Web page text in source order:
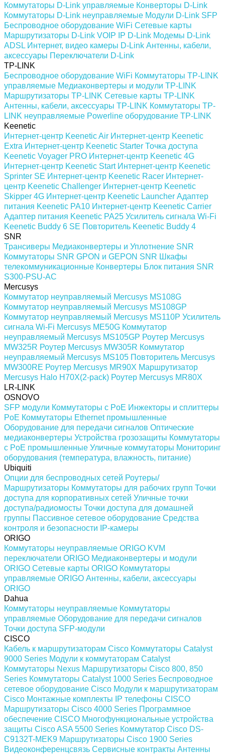
Коммутаторы D-Link управляемые Конверторы D-Link
Коммутаторы D-Link неуправляемые Модули D-Link SFP
Беспроводное оборудование WiFi Сетевые карты
Маршрутизаторы D-Link VOIP IP D-Link Модемы D-Link
ADSL Интернет, видео камеры D-Link Антенны, кабели,
аксессуары Переключатели D-Link
TP-LINK
Беспроводное оборудование WiFi Коммутаторы TP-LINK
управляемые Медиаконвертеры и модули TP-LINK
Маршрутизаторы TP-LINK Сетевые карты TP-LINK
Антенны, кабели, аксессуары TP-LINK Коммутаторы TP-
LINK неуправляемые Powerline оборудование TP-LINK
Keenetic
Интернет-центр Keenetic Air Интернет-центр Keenetic
Extra Интернет-центр Keenetic Starter Точка доступа
Keenetic Voyager PRO Интернет-центр Keenetic 4G
Интернет-центр Keenetic Start Интернет-центр Keenetic
Sprinter SE Интернет-центр Keenetic Racer Интернет-
центр Keenetic Challenger Интернет-центр Keenetic
Skipper 4G Интернет-центр Keenetic Launcher Адаптер
питания Keenetic PA10 Интернет-центр Keenetic Carrier
Адаптер питания Keenetic PA25 Усилитель сигнала Wi-Fi
Keenetic Buddy 6 SE Повторитель Keenetic Buddy 4
SNR
Трансиверы Медиаконвертеры и Уплотнение SNR
Коммутаторы SNR GPON и GEPON SNR Шкафы
телекоммуникационные Конвертеры Блок питания SNR
S300-PSU-AC
Mercusys
Коммутатор неуправляемый Mercusys MS108G
Коммутатор неуправляемый Mercusys MS108GP
Коммутатор неуправляемый Mercusys MS110P Усилитель
сигнала Wi-Fi Mercusys ME50G Коммутатор
неуправляемый Mercusys MS105GP Роутер Mercusys
MW325R Роутер Mercusys MW305R Коммутатор
неуправляемый Mercusys MS105 Повторитель Mercusys
MW300RE Роутер Mercusys MR90X Маршрутизатор
Mercusys Halo H70X(2-pack) Роутер Mercusys MR80X
LR-LINK
OSNOVO
SFP модули Коммутаторы c PoE Инжекторы и сплиттеры
PoE Коммутаторы Ethernet промышленные
Оборудование для передачи сигналов Оптические
медиаконвертеры Устройства грозозащиты Коммутаторы
с PoE промышленные Уличные коммутаторы Мониторинг
оборудования (температура, влажность, питание)
Ubiquiti
Опции для беспроводных сетей Роутеры/
Маршрутизаторы Коммутаторы для рабочих групп Точки
доступа для корпоративных сетей Уличные точки
доступа/радиомосты Точки доступа для домашней
группы Пассивное сетевое оборудование Средства
контроля и безопасности
IP-камеры
ORIGO
Коммутаторы неуправляемые ORIGO KVM
переключатели ORIGO Медиаконвертеры и модули
ORIGO Сетевые карты ORIGO Коммутаторы
управляемые ORIGO Антенны, кабели, аксессуары
ORIGO
Dahua
Коммутаторы неуправляемые Коммутаторы
управляемые Оборудование для передачи сигналов
Точки доступа SFP-модули
CISCO
Кабель к маршрутизаторам Cisco Коммутаторы Catalyst
9000 Series Модули к коммутаторам Catalyst
Коммутаторы Nexus Маршрутизаторы Cisco 800, 850
Series Коммутаторы Catalyst 1000 Series Беспроводное
сетевое оборудование Cisco Модули к маршрутизаторам
Cisco Монтажные комплекты
IP телефоны СISCO
Маршрутизаторы Cisco 4000 Series Программное
обеспечение СISCO Многофункциональные устройства
защиты Cisco ASA 5500 Series Коммутатор Cisco DS-
C9132T-MEK9 Маршрутизаторы Cisco 1900 Series
Видеоконференцсвязь Сервисные контракты Антенны